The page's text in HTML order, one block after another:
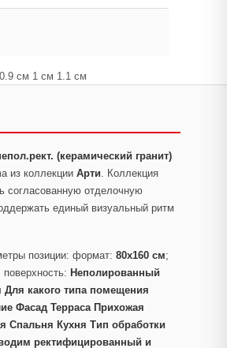
см 1 см 1.1 см
(керамический гранит)
из коллекции Арти. Коллекция
согласованную отделочную
единый визуальный ритм
позиции: формат: 80x160 см;
поверхность: Неполированный
какого типа помещения
Фасад Терраса Прихожая
Спальня Кухня Тип обработки
ректифицированный и